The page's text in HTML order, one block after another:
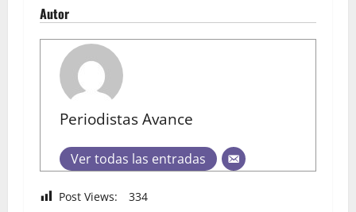
Autor
Periodistas Avance
Ver todas las entradas
Post Views: 334